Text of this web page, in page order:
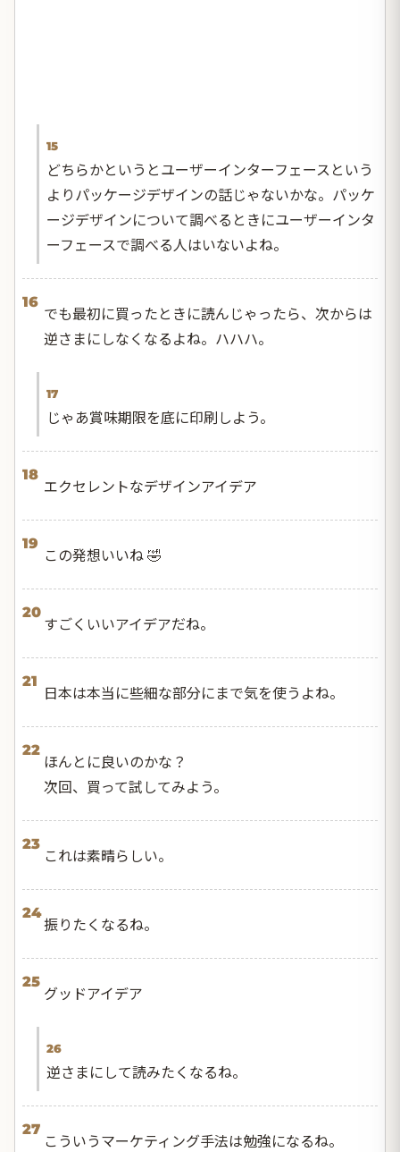
15
どちらかというとユーザーインターフェースという
よりパッケージデザインの話じゃないかな。パッケ
ージデザインについて調べるときにユーザーインタ
ーフェースで調べる人はいないよね。
16
でも最初に買ったときに読んじゃったら、次からは
逆さまにしなくなるよね。ハハハ。
17
じゃあ賞味期限を底に印刷しよう。
18
エクセレントなデザインアイデア
19
この発想いいね 🤣
20
すごくいいアイデアだね。
21
日本は本当に些細な部分にまで気を使うよね。
22
ほんとに良いのかな？
次回、買って試してみよう。
23
これは素晴らしい。
24
振りたくなるね。
25
グッドアイデア
26
逆さまにして読みたくなるね。
27
こういうマーケティング手法は勉強になるね。